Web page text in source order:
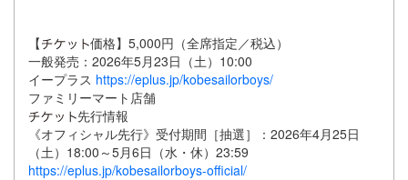
【
価格】5,000円（全席指定／税込）
一般発売：2026年5月23日（土）10:00
イープラス https://eplus.jp/kobesailorboys/
ファミリーマート店舗
先行情報
《オフィシャル先行》受付期間［抽選］：2026年4月25日
（土）18:00～5月6日（水・休）23:59
https://eplus.jp/kobesailorboys-official/